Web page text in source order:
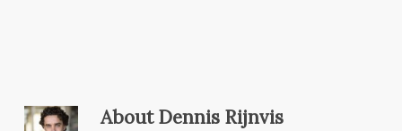
AboutDennis Rijnvis